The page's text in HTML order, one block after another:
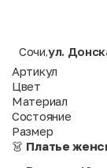
Сочи,ул.
Артикул
Цвет
Материал
Состояние
Размер
👗 Платье